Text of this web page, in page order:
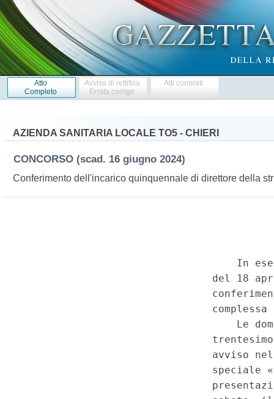
Atto
Completo
Avviso di rettifica
Errata corrige
Atti correlati
AZIENDA SANITARIA LOCALE TO5 - CHIERI
CONCORSO (scad. 16 giugno 2024)
Conferimento dell'incarico quinquennale di direttore della